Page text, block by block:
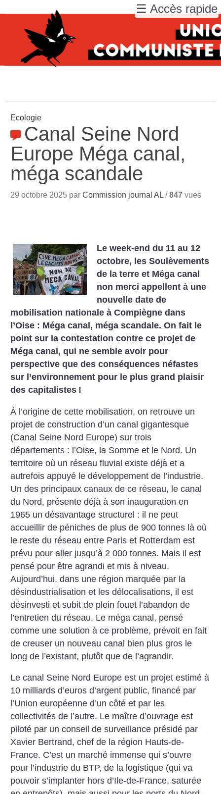
Ecologie
Canal Seine Nord
Europe Méga canal,
méga scandale
29 octobre 2025 parCommission journal AL /847 vues
Le week-end du 11 au 12
octobre, les Soulèvements
de la terre et Méga canal
non merci appellent à une
nouvelle date de
mobilisation nationale à Compiègne dans
l’Oise : Méga canal, méga scandale. On fait le
point sur la contestation contre ce projet de
Méga canal, qui ne semble avoir pour
perspective que des conséquences néfastes
sur l’environnement pour le plus grand plaisir
des capitalistes !
À l’origine de cette mobilisation, on retrouve un
projet de construction d’un canal gigantesque
(Canal Seine Nord Europe) sur trois
départements : l’Oise, la Somme et le Nord. Un
territoire où un réseau fluvial existe déjà et a
autrefois appuyé le développement de l’industrie.
Un des principaux canaux de ce réseau, le canal
du Nord, présente déjà à son inauguration en
1965 un désavantage structurel : il ne peut
accueillir de péniches de plus de 900 tonnes là où
le reste du réseau entre Paris et ­Rotterdam est
prévu pour aller jusqu’à 2 000 tonnes. Mais il est
pensé pour être agrandi et mis à niveau.
Aujourd’hui, dans une région marquée par la
désindustrialisation et les délocalisations, il est
désinvesti et subit de plein fouet l’abandon de
l’entretien du réseau. Le méga canal, pensé
comme une solution à ce problème, prévoit en fait
de creuser un nouveau canal bien plus gros le
long de l’existant, plutôt que de ­l’agrandir.
Le canal Seine Nord Europe est un projet estimé à
10 mil­liards d’euros d’argent public, financé par
l’Union européenne d’un côté et par les
collectivités de l’autre. Le maître d’ouvrage est
piloté par un conseil de surveillance présidé par
Xavier Bertrand, chef de la région Hauts-de-
France. C’est un marché immense qui s’ouvre
pour l’industrie du BTP, de la logistique (qui va
pouvoir s’implanter hors d’Ile-de-France, saturée
☰ Accès rapide